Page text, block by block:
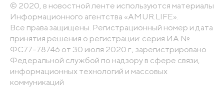
© 2020, в новостной ленте используются материалы
Информационного агентства «AMUR.LIFE».
Все права защищены. Регистрационный номер и дата
принятия решения о регистрации: серия ИА №
ФС77-78746 от 30 июля 2020 г., зарегистрировано
Федеральной службой по надзору в сфере связи,
информационных технологий и массовых
коммуникаций